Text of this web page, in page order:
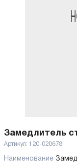
Замедлитель
Артикул: 120-020678
Наименование